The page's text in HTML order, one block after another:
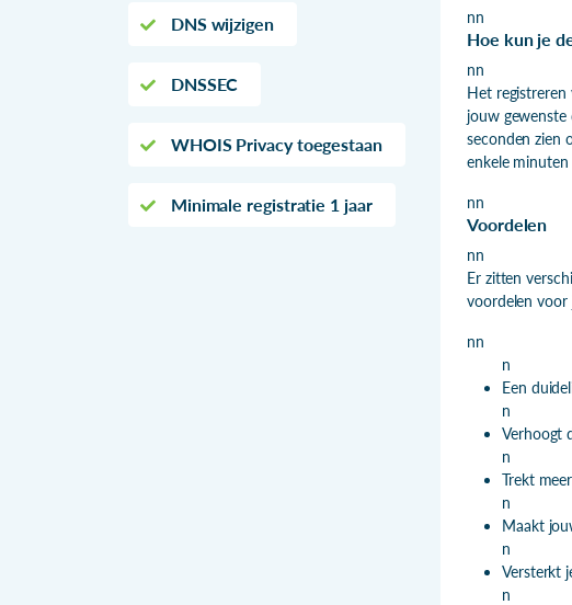
DNS wijzigen
DNSSEC
WHOIS Privacy toegestaan
Minimale registratie 1 jaar
nn
Hoe kun je
nn
Het registreren
jouw gewenste
seconden zien
enkele minuten
nn
Voordelen
nn
Er zitten
voordelen voor
nn
n
Een
n
Verhoogt
n
Trekt
n
Maakt
n
Versterkt
n